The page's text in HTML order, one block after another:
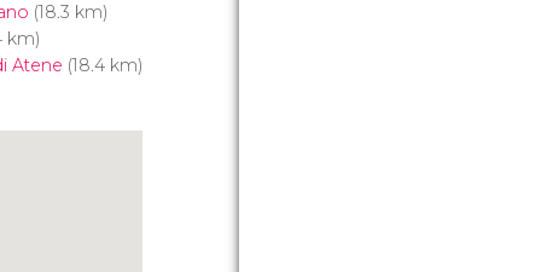
(18.3 km)
km)
Atene (18.4 km)